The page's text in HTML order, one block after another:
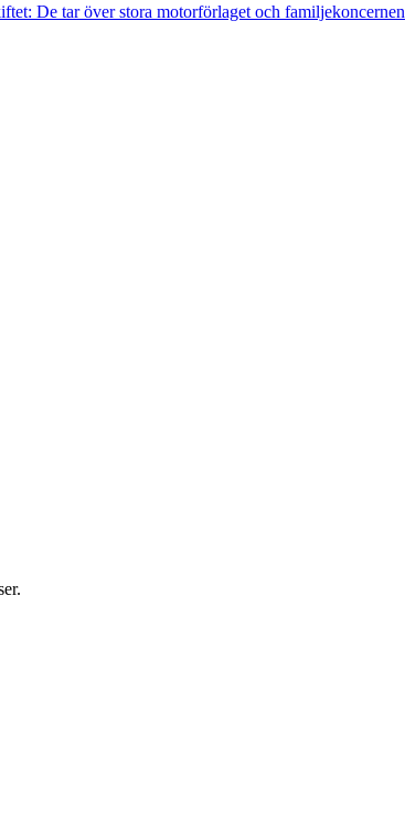
De tar över stora motorförlaget och familjekoncernen